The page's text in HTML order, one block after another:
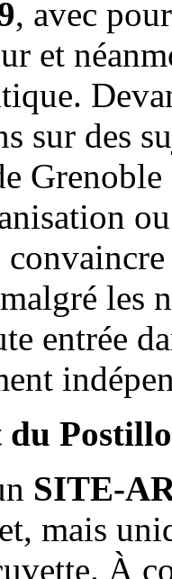
, avec
et
sur des
les
entrée
du
SITE-
mais
À